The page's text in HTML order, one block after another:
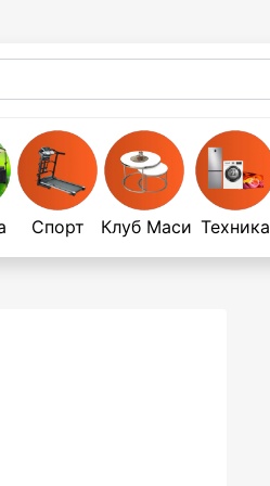
Спорт Клуб Маси Техника